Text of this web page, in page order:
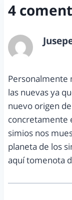
4
Personalmente
las nuevas ya
nuevo origen
concretamente
simios nos
planeta de los
aquí tomenota